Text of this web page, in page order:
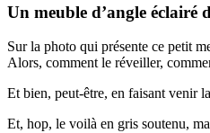
Un meuble d’angle éclairé
Sur la photo qui présente ce petit
Alors, comment le réveiller,
Et bien, peut-être, en faisant venir
Et, hop, le voilà en gris soutenu,